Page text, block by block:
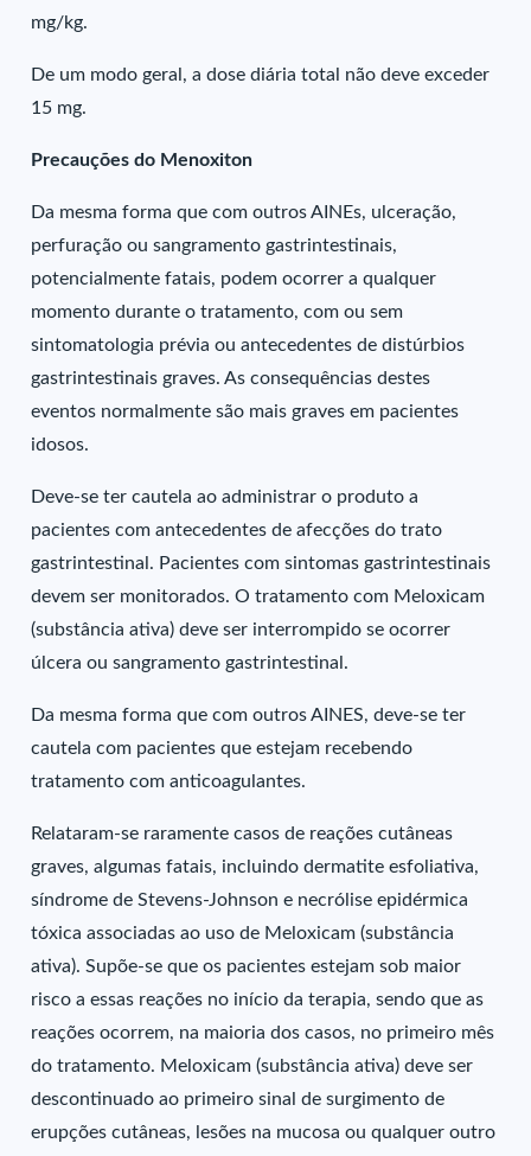
mg/kg.
De um modo geral, a dose diária total não deve exceder
15 mg.
Precauções do Menoxiton
Da mesma forma que com outros AINEs, ulceração,
perfuração ou sangramento gastrintestinais,
potencialmente fatais, podem ocorrer a qualquer
momento durante o tratamento, com ou sem
sintomatologia prévia ou antecedentes de distúrbios
gastrintestinais graves. As consequências destes
eventos normalmente são mais graves em pacientes
idosos.
Deve-se ter cautela ao administrar o produto a
pacientes com antecedentes de afecções do trato
gastrintestinal. Pacientes com sintomas gastrintestinais
devem ser monitorados. O tratamento com Meloxicam
(substância ativa) deve ser interrompido se ocorrer
úlcera ou sangramento gastrintestinal.
Da mesma forma que com outros AINES, deve-se ter
cautela com pacientes que estejam recebendo
tratamento com anticoagulantes.
Relataram-se raramente casos de reações cutâneas
graves, algumas fatais, incluindo dermatite esfoliativa,
síndrome de Stevens-Johnson e necrólise epidérmica
tóxica associadas ao uso de Meloxicam (substância
ativa). Supõe-se que os pacientes estejam sob maior
risco a essas reações no início da terapia, sendo que as
reações ocorrem, na maioria dos casos, no primeiro mês
do tratamento. Meloxicam (substância ativa) deve ser
descontinuado ao primeiro sinal de surgimento de
erupções cutâneas, lesões na mucosa ou qualquer outro